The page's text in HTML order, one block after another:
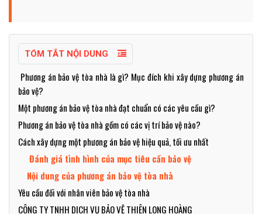
TÓM TẮT NỘI DUNG
Phương án bảo vệ tòa nhà là gì? Mục đích khi xây dựng phương án
bảo vệ?
Một phương án bảo vệ tòa nhà đạt chuẩn có các yêu cầu gì?
Phương án bảo vệ tòa nhà gồm có các vị trí bảo vệ nào?
Cách xây dựng một phương án bảo vệ hiệu quả, tối ưu nhất
Đánh giá tình hình của mục tiêu cần bảo vệ
Nội dung của phương án bảo vệ tòa nhà
Yêu cầu đối với nhân viên bảo vệ tòa nhà
CÔNG TY TNHH DỊCH VỤ BẢO VỆ THIÊN LONG HOÀNG